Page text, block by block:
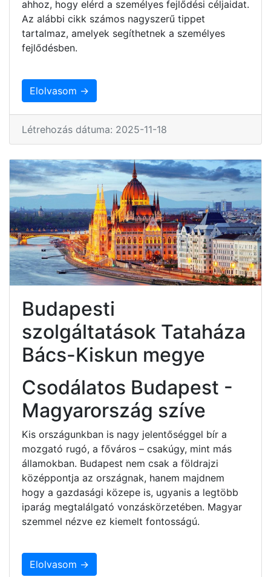
ahhoz, hogy elérd a személyes fejlődési céljaidat.
Az alábbi cikk számos nagyszerű tippet
tartalmaz, amelyek segíthetnek a személyes
fejlődésben.
Elolvasom →
Létrehozás dátuma: 2025-11-18
Budapesti
szolgáltatások Tataháza
Bács-Kiskun megye
Csodálatos Budapest -
Magyarország szíve
Kis országunkban is nagy jelentőséggel bír a
mozgató rugó, a főváros – csakúgy, mint más
államokban. Budapest nem csak a földrajzi
középpontja az országnak, hanem majdnem
hogy a gazdasági közepe is, ugyanis a legtöbb
iparág megtalálgató vonzáskörzetében. Magyar
szemmel nézve ez kiemelt fontosságú.
Elolvasom →